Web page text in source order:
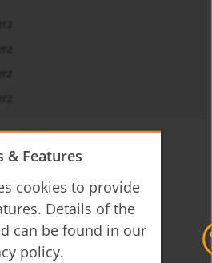
& Features
cookies to provide
Details of the
can be found in our
policy.